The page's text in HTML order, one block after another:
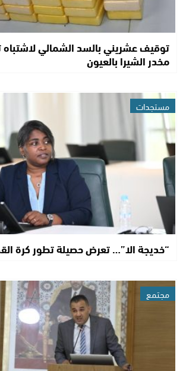
توقيف عشريني بالسد الشمالي
مخدر الشيرا بالعيون
مستجدات
“خديجة الا”… تعرض حصيلة تطور كرة
مجتمع